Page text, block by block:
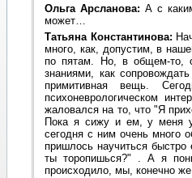
Ольга Арсланова: А с
может…
Татьяна Константинова:
много, как, допустим, в
по пятам. Но, в общем-то,
знаниями, как
примитивная вещь.
психоневрологическом
жаловался на то, что "Я
Пока я сижу и ем, у меня
сегодня с ним очень много
пришлось научиться
ты торопишься?" . А я
происходило, мы, конечно